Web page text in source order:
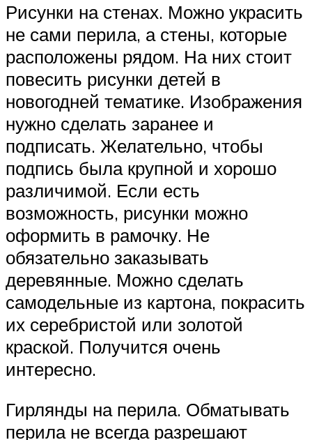
Рисунки на стенах. Можно украсить
не сами перила, а стены, которые
расположены рядом. На них стоит
повесить рисунки детей в
новогодней тематике. Изображения
нужно сделать заранее и
подписать. Желательно, чтобы
подпись была крупной и хорошо
различимой. Если есть
возможность, рисунки можно
оформить в рамочку. Не
обязательно заказывать
деревянные. Можно сделать
самодельные из картона, покрасить
их серебристой или золотой
краской. Получится очень
интересно.
Гирлянды на перила. Обматывать
перила не всегда разрешают